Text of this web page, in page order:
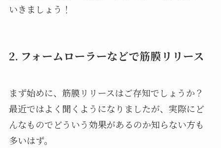
いきましょう！
2. フォームローラーなどで筋膜リリース
まず始めに、筋膜リリースはご存知でしょうか？
最近ではよく聞くようになりましたが、実際にど
んなものでどういう効果があるのか知らない方も
多いはず。